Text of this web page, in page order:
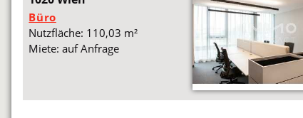
Büro
Nutzfläche: 110,03 m²
Miete: auf Anfrage